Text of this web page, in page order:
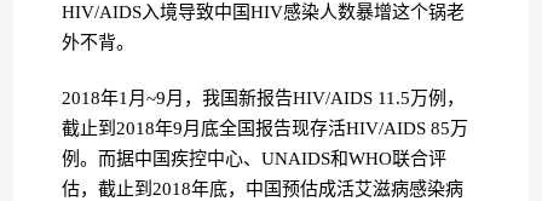
HIV/AIDS入境导致中国HIV感染人数暴增这个锅老
外不背。
2018年1月~9月，我国新报告HIV/AIDS 11.5万例，
截止到2018年9月底全国报告现存活HIV/AIDS 85万
例。而据中国疾控中心、UNAIDS和WHO联合评
估，截止到2018年底，中国预估成活艾滋病感染病